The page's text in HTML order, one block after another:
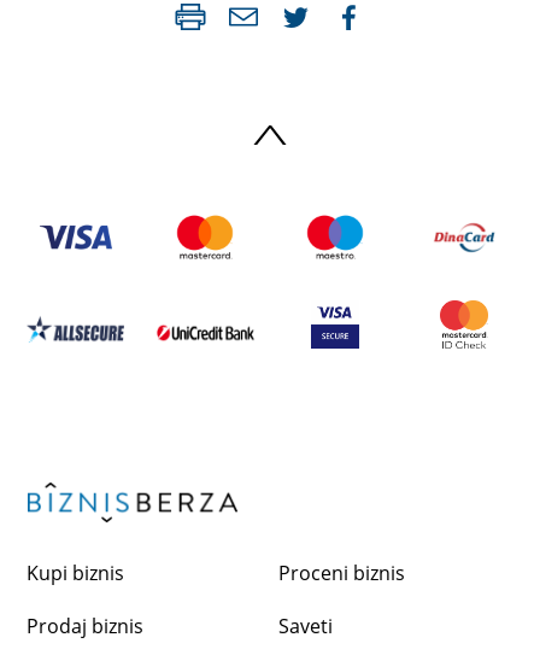
Kupi biznis
Prodaj biznis
Proceni biznis
Saveti